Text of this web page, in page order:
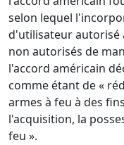
selon lequel
d'utilisateur autorisé
non autorisés de
l'accord américain
comme étant de «
armes à feu à des
l'acquisition, la
feu ».